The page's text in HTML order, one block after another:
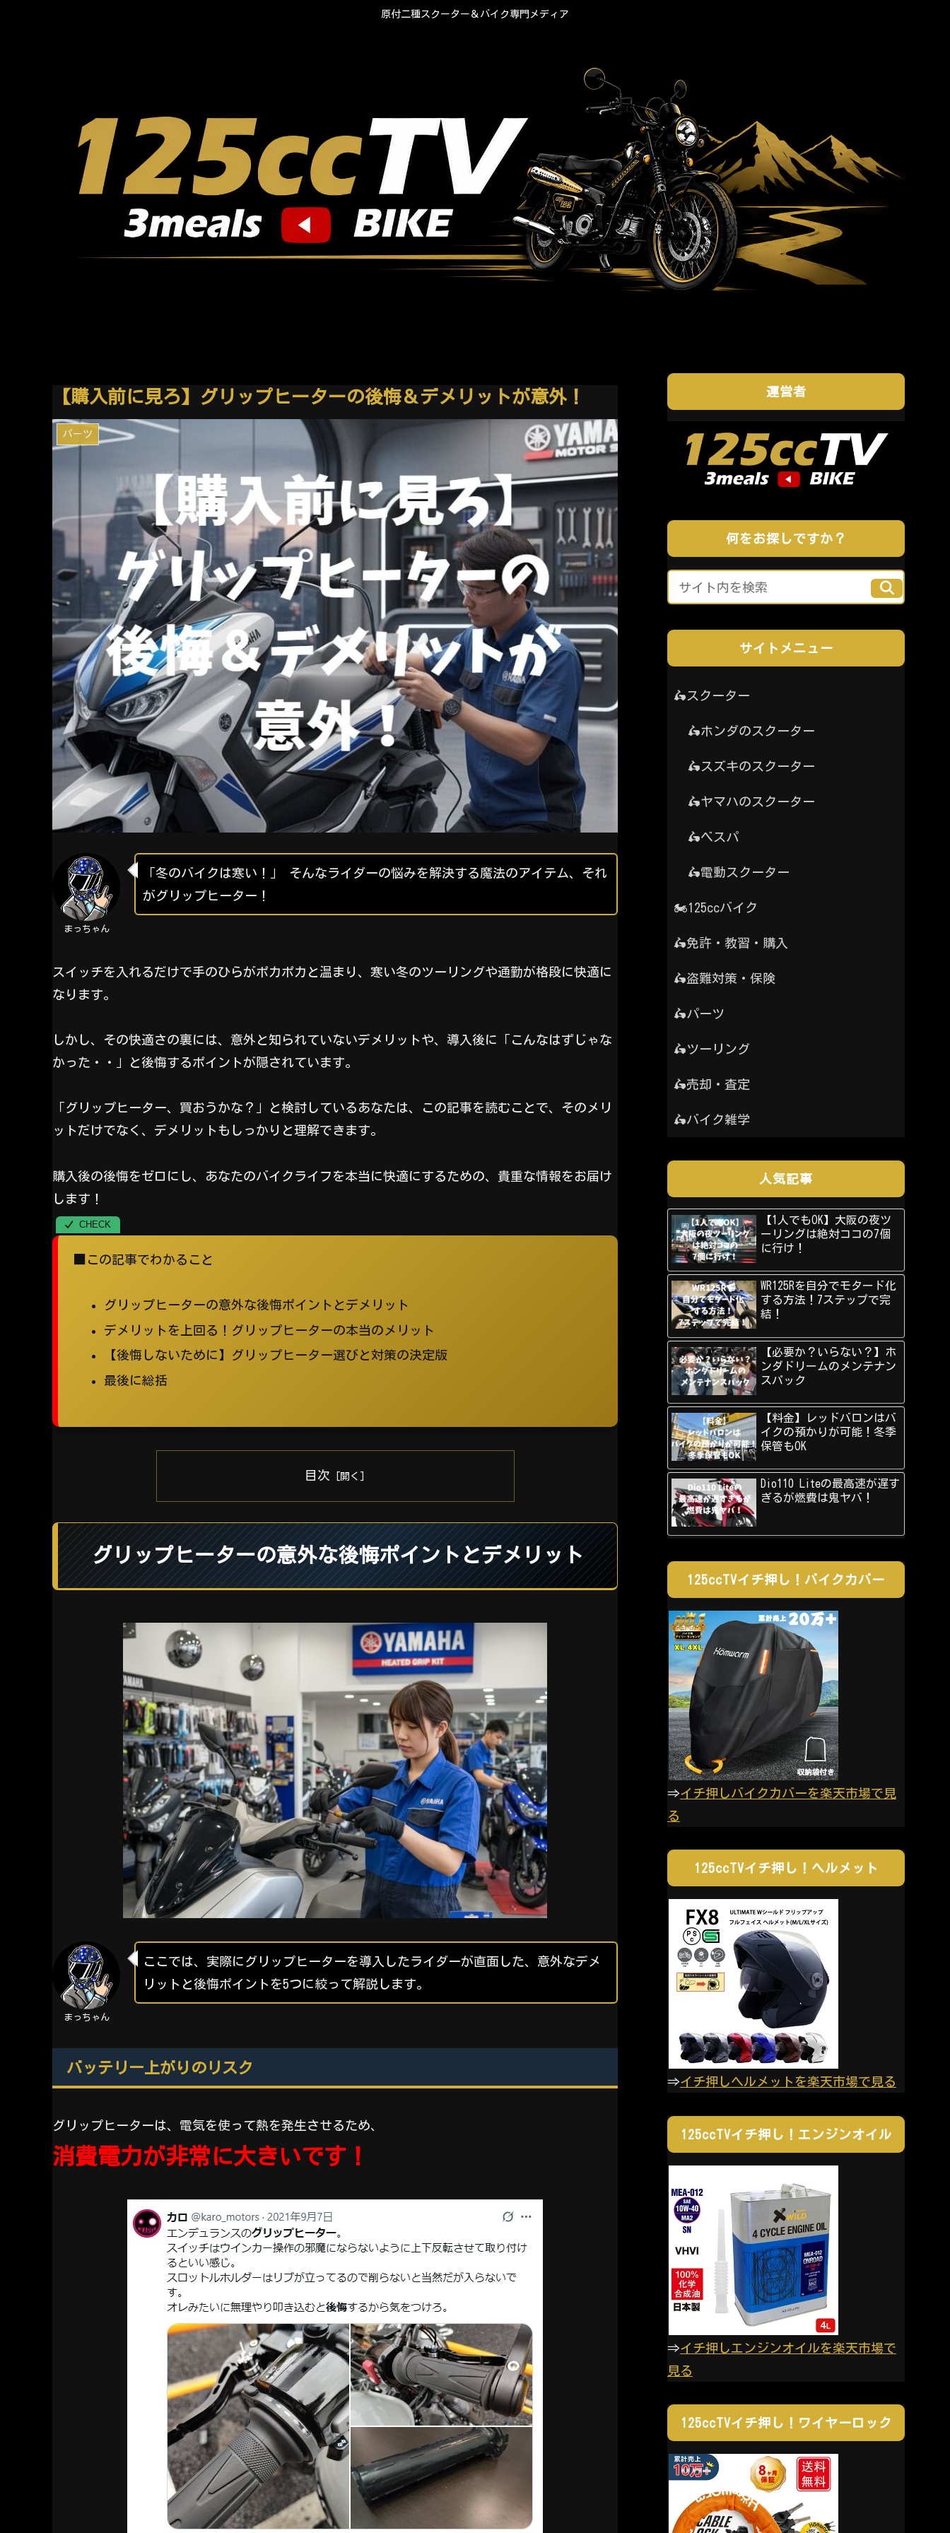
原付二種スクーター＆バイク専門メディア
【購入前に見ろ】グリップヒーターの後悔＆デメリットが意外！
パーツ
まっちゃん
「冬のバイクは寒い！」 そんなライダーの悩みを解決する魔法のアイテム、それ
がグリップヒーター！
スイッチを入れるだけで手のひらがポカポカと温まり、寒い冬のツーリングや通勤が格段に快適に
なります。
しかし、その快適さの裏には、意外と知られていないデメリットや、導入後に「こんなはずじゃな
かった・・」と後悔するポイントが隠されています。
「グリップヒーター、買おうかな？」と検討しているあなたは、この記事を読むことで、そのメリ
ットだけでなく、デメリットもしっかりと理解できます。
購入後の後悔をゼロにし、あなたのバイクライフを本当に快適にするための、貴重な情報をお届け
します！
■この記事でわかること
グリップヒーターの意外な後悔ポイントとデメリット
デメリットを上回る！グリップヒーターの本当のメリット
【後悔しないために】グリップヒーター選びと対策の決定版
最後に総括
目次
グリップヒーターの意外な後悔ポイントとデメリット
まっちゃん
ここでは、実際にグリップヒーターを導入したライダーが直面した、意外なデメ
リットと後悔ポイントを5つに絞って解説します。
バッテリー上がりのリスク
グリップヒーターは、電気を使って熱を発生させるため、
消費電力が非常に大きいです！
運営者
何をお探しですか？
サイトメニュー
🛵スクーター
🛵ホンダのスクーター
🛵スズキのスクーター
🛵ヤマハのスクーター
🛵ベスパ
🛵電動スクーター
🏍️125ccバイク
🛵免許・教習・購入
🛵盗難対策・保険
🛵パーツ
🛵ツーリング
🛵売却・査定
🛵バイク雑学
人気記事
【1人でもOK】大阪の夜ツ
ーリングは絶対ココの7個
に行け！
WR125Rを自分でモタード化
する方法！7ステップで完
結！
【必要か？いらない？】ホ
ンダドリームのメンテナン
スパック
【料金】レッドバロンはバ
イクの預かりが可能！冬季
保管もOK
Dio110 Liteの最高速が遅す
ぎるが燃費は鬼ヤバ！
125ccTVイチ押し！バイクカバー
⇒イチ押しバイクカバーを楽天市場で見
る
125ccTVイチ押し！ヘルメット
⇒イチ押しヘルメットを楽天市場で見る
125ccTVイチ押し！エンジンオイル
⇒イチ押しエンジンオイルを楽天市場で
見る
125ccTVイチ押し！ワイヤーロック